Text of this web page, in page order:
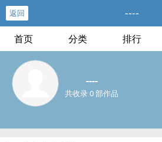
返回 ----
首页 分类 排行
----
共收录 0 部作品